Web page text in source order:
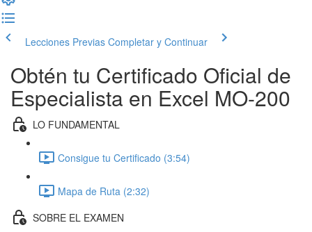
Lecciones Previas Completar y Continuar
Obtén tu Certificado Oficial de
Especialista en Excel MO-200
LO FUNDAMENTAL
Consigue tu Certificado (3:54)
Mapa de Ruta (2:32)
SOBRE EL EXAMEN